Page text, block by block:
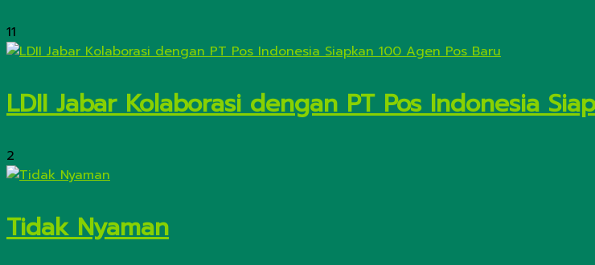
11
LDII Jabar Kolaborasi dengan PT Pos Indonesia
2
Tidak Nyaman